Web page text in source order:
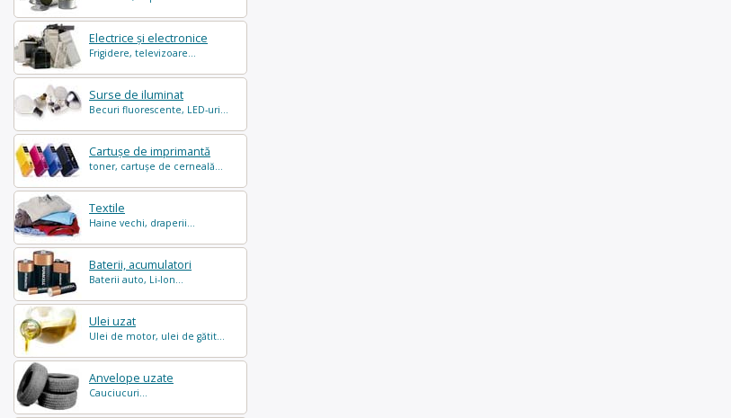
Electrice și electronice
Frigidere, televizoare...
Surse de iluminat
Becuri fluorescente, LED-uri...
Cartușe de imprimantă
toner, cartușe de cerneală...
Textile
Haine vechi, draperii...
Baterii, acumulatori
Baterii auto, Li-Ion...
Ulei uzat
Ulei de motor, ulei de gătit...
Anvelope uzate
Cauciucuri...